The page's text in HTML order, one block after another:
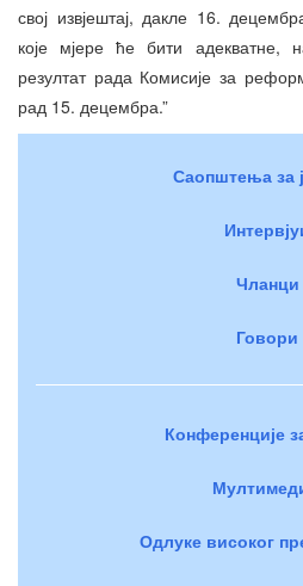
свој извјештај, дакле 16.
које мјере ће бити адекватне,
резултат рада Комисије за
рад 15. децембра.”
Саопштења за
Чланци
Говори
Конференције
Одлуке високог